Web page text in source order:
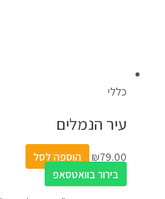
כללי
עיר הנמלים
₪79.00
הוספה לסל
בירור בוואטסאפ